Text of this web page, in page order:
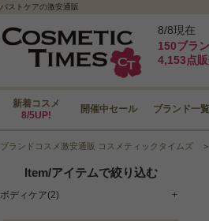
バストケアの激安通販
8/8現在
150ブラ
4,153点
新着コスメ
8/5UP!
開催中セール ブランド一覧
ブランドコスメ激安通販 コスメティックタイムズ ＞
Item/アイテムで絞り込む
ボディケア(2) +